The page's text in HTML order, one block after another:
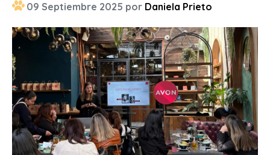
09 Septiembre 2025 por Daniela Prieto